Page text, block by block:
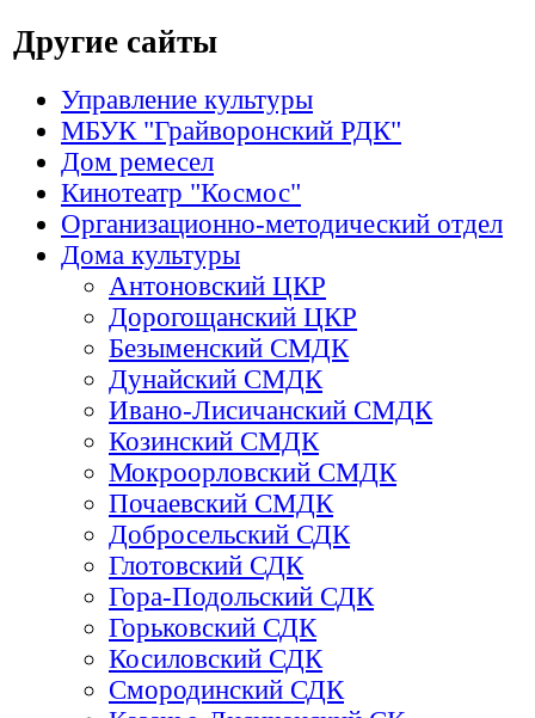
Другие сайты
Управление культуры
МБУК "Грайворонский РДК"
Дом ремесел
Кинотеатр "Космос"
Организационно-методический отдел
Дома культуры
Антоновский ЦКР
Дорогощанский ЦКР
Безыменский СМДК
Дунайский СМДК
Ивано-Лисичанский СМДК
Козинский СМДК
Мокроорловский СМДК
Почаевский СМДК
Добросельский СДК
Глотовский СДК
Гора-Подольский СДК
Горьковский СДК
Косиловский СДК
Смородинский СДК